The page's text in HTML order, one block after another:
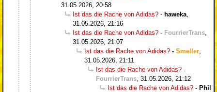
31.05.2026, 20:58
Ist das die Rache von Adidas? - haweka
31.05.2026, 21:16
Ist das die Rache von Adidas? - FourrierTrans
31.05.2026, 21:07
Ist das die Rache von Adidas? - Smeller
31.05.2026, 21:11
Ist das die Rache von Adidas? -
FourrierTrans 31.05.2026, 21:12
Ist das die Rache von Adidas? - Phil